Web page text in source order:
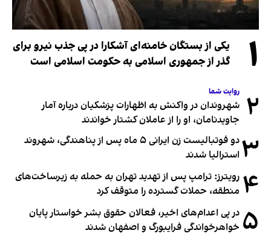
۱
یکی از بستگان خامنه‌ای آشکارا در پی جذب نیرو برای
گذر از جمهوری اسلامی به حکومت اسلامی است
۲ روایت شما
شهروندان در واکنش به اظهارات پزشکیان درباره آمار
جاویدنامان، او را از عاملان کشتار خواندند
۳
دو فوتبالیست زن ایرانی ۵ ماه پس از پناهندگی، شهروند
استرالیا شدند
۴ رویترز: ترامپ پس از تهدید تهران به حمله به زیرساخت‌های
منطقه، حملات گسترده را متوقف کرد
۵ در پی اعدام‌های اخیر، فعالان حقوق بشر خواستار پایان
خواهرخواندگی فرایبورگ و اصفهان شدند